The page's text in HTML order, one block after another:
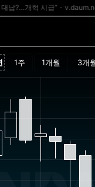
혁 시급” - v.daum.net